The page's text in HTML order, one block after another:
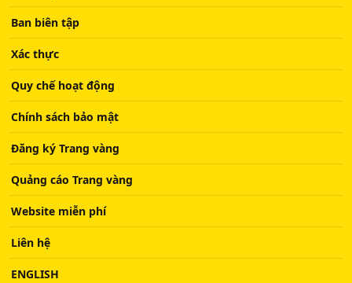
Ban biên tập
Xác thực
Quy chế hoạt động
Chính sách bảo mật
Đăng ký Trang vàng
Quảng cáo Trang vàng
Website miễn phí
Liên hệ
ENGLISH